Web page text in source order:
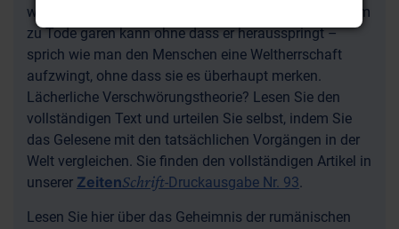
wie man den sprichwörtlichen Frosch im Glas langsam
zu Tode garen kann ohne dass er herausspringt –
sprich wie man den Menschen eine Weltherrschaft
aufzwingt, ohne dass sie es überhaupt merken.
Lächerliche Verschwörungstheorie? Lesen Sie den
vollständigen Text und urteilen Sie selbst, indem Sie
das Gelesene mit den tatsächlichen Vorgängen in der
Welt vergleichen. Sie finden den vollständigen Artikel in
unserer ZeitenSchrift-Druckausgabe Nr. 93.
Lesen Sie hier über das Geheimnis der rumänischen